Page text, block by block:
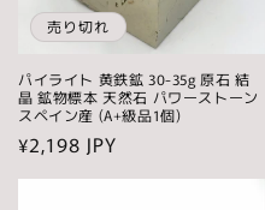
売り切れ
パイライト 黄鉄鉱 30-35g 原石 結
晶 鉱物標本 天然石 パワーストーン
スペイン産 (A+級品1個)
通
常
¥2,198 JPY